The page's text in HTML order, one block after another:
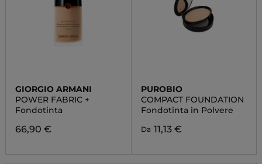
GIORGIO ARMANI
POWER FABRIC +
Fondotinta
66,90 €
PUROBIO
COMPACT FOUNDATION
Fondotinta in Polvere
Da 11,13 €